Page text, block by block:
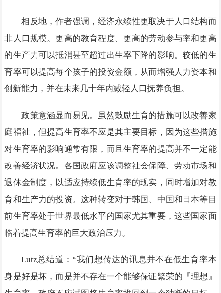
相反地，作者强调，经济永续性更取决于人口结构而
非人口规模。更高的教育程度、更高的劳动参与率和更高
的生产力可以抵消甚至超过出生率下降的影响。较低的生
育率可以提高每个孩子的投资金额，从而增强人力资本和
创新能力，并在未来几十年内减轻人口抚养负担。
政策意涵显而易见。虽然鼓励生育的措施可以改善家
庭福祉，但提高生育率不应是其主要目标，因为这些措施
对生育率的影响通常有限，而且生育率的提高并不一定能
改善经济状况。各国政府应该调整社会保障、劳动市场和
退休金制度，以适应持续低生育率的现实，同时增加对教
育和生产力的投资。这种转变对于韩国、中国和日本等目
前生育率处于世界最低水平的国家尤其重要，这些国家面
临着提高生育率的巨大政治压力。
Lutz总结道：“我们想传达的讯息并不在低生育率本
身是好是坏，而是并不存在一个能够保证繁荣的『理想』